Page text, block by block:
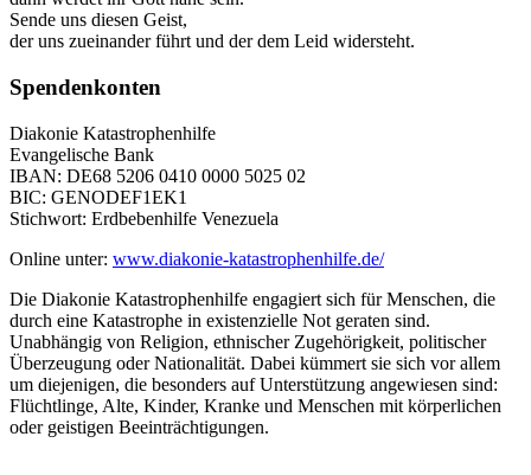
Sende uns diesen Geist,
der uns zueinander führt und der dem Leid widersteht.
Spendenkonten
Diakonie Katastrophenhilfe
Evangelische Bank
IBAN: DE68 5206 0410 0000 5025 02
BIC: GENODEF1EK1
Stichwort: Erdbebenhilfe Venezuela
Online unter: www.diakonie-katastrophenhilfe.de/
Die Diakonie Katastrophenhilfe engagiert sich für Menschen, die
durch eine Katastrophe in existenzielle Not geraten sind.
Unabhängig von Religion, ethnischer Zugehörigkeit, politischer
Überzeugung oder Nationalität. Dabei kümmert sie sich vor allem
um diejenigen, die besonders auf Unterstützung angewiesen sind:
Flüchtlinge, Alte, Kinder, Kranke und Menschen mit körperlichen
oder geistigen Beeinträchtigungen.